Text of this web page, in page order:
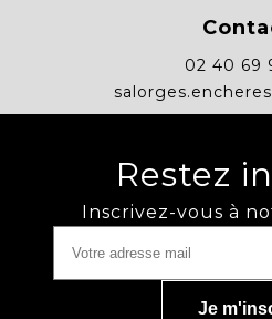
02 40 69
Restez
Inscrivez-vous à